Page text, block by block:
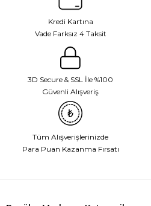
Kredi Kartına
Vade Farksız 4 Taksit
3D Secure & SSL İle %100
Güvenli Alışveriş
Tüm Alışverişlerinizde
Para Puan Kazanma Fırsatı